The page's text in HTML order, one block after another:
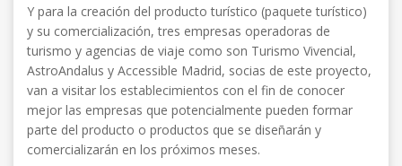
Y para la creación del producto turístico (paquete turístico)
y su comercialización, tres empresas operadoras de
turismo y agencias de viaje como son Turismo Vivencial,
AstroAndalus y Accessible Madrid, socias de este proyecto,
van a visitar los establecimientos con el fin de conocer
mejor las empresas que potencialmente pueden formar
parte del producto o productos que se diseñarán y
comercializarán en los próximos meses.